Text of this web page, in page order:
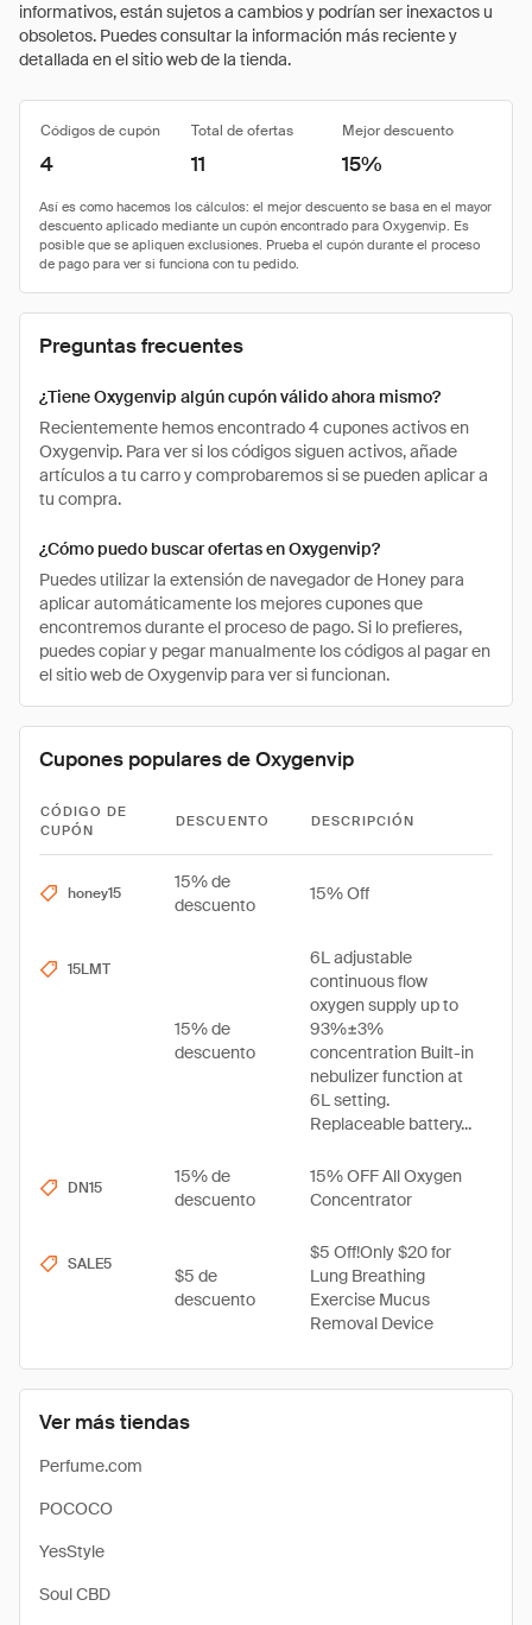
informativos, están sujetos a cambios y podrían ser inexactos u
obsoletos. Puedes consultar la información más reciente y
detallada en el sitio web de la tienda.
Ver más tiendas
Perfume.com
POCOCO
YesStyle
Soul CBD
Códigos de cupón Total de ofertas Mejor descuento
4 11 15%
Preguntas frecuentes
¿Tiene Oxygenvip algún cupón válido ahora mismo?
Recientemente hemos encontrado 4 cupones activos en
Oxygenvip. Para ver si los códigos siguen activos, añade
artículos a tu carro y comprobaremos si se pueden aplicar a
tu compra.
¿Cómo puedo buscar ofertas en Oxygenvip?
Puedes utilizar la extensión de navegador de Honey para
aplicar automáticamente los mejores cupones que
encontremos durante el proceso de pago. Si lo prefieres,
puedes copiar y pegar manualmente los códigos al pagar en
el sitio web de Oxygenvip para ver si funcionan.
Cupones populares de Oxygenvip
CÓDIGO DE
CUPÓN
DESCUENTO DESCRIPCIÓN
honey15
15% de
descuento
15% Off
15LMT
15% de
descuento
6L adjustable
continuous flow
oxygen supply up to
93%±3%
concentration Built-in
nebulizer function at
6L setting.
Replaceable battery...
DN15
15% de
descuento
15% OFF All Oxygen
Concentrator
SALE5
$5 de
descuento
$5 Off!Only $20 for
Lung Breathing
Exercise Mucus
Removal Device